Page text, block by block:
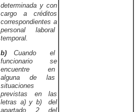
determinada y con
cargo a créditos
correspondientes a
personal laboral
temporal.
b) Cuando el
funcionario se
encuentre en
alguna de las
situaciones
previstas en las
letras a) y b) del
apartado 2 del